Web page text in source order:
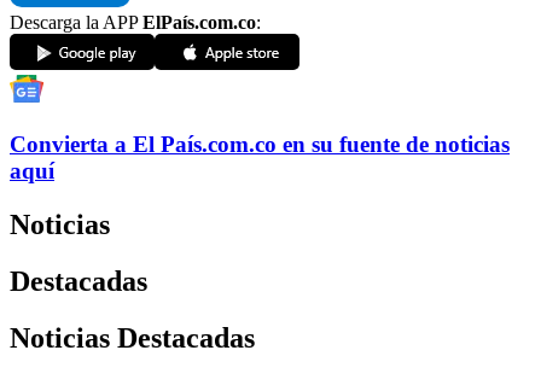
Descarga la APPElPaís.com.co:
Convierta a El País.com.co en su fuente de noticias
aquí
Noticias
Destacadas
Noticias Destacadas